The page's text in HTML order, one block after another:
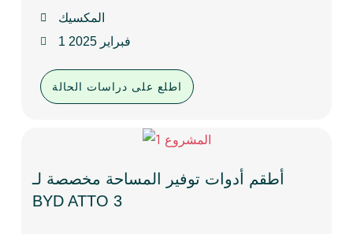
المكسيك
1 فبراير 2025
اطلع على دراسات الحالة
أطقم أدوات توفير المساحة مخصصة لـ
BYD ATTO 3